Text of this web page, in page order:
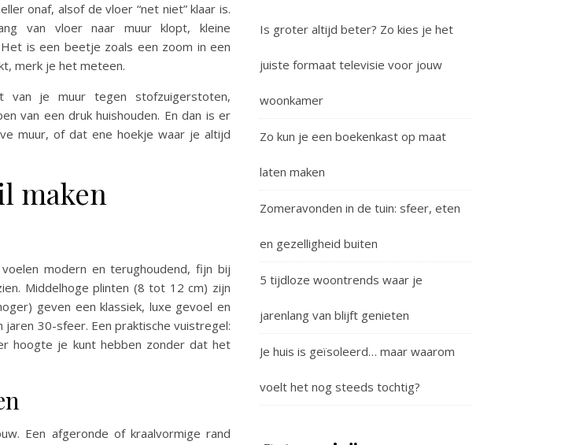
onaf, alsof de vloer “net niet” klaar is.
van vloer naar muur klopt, kleine
is een beetje zoals een zoom in een
merk je het meteen.
van je muur tegen stofzuigerstoten,
van een druk huishouden. En dan is er
muur, of dat ene hoekje waar je altijd
maken
modern en terughoudend, fijn bij
Middelhoge plinten (8 tot 12 cm) zijn
geven een klassiek, luxe gevoel en
30-sfeer. Een praktische vuistregel:
hoogte je kunt hebben zonder dat het
Een afgeronde of kraalvormige rand
Is groter altijd beter? Zo kies je het
juiste formaat televisie voor jouw
woonkamer
Zo kun je een boekenkast op maat
laten maken
Zomeravonden in de tuin: sfeer, eten
en gezelligheid buiten
5 tijdloze woontrends waar je
jarenlang van blijft genieten
Je huis is geïsoleerd… maar waarom
voelt het nog steeds tochtig?